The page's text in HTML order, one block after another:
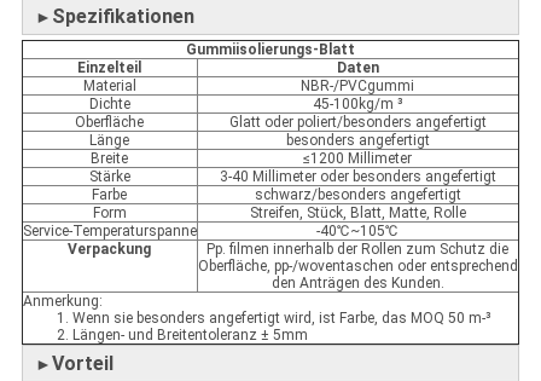
► Spezifikationen
Gummiisolierungs-Blatt
Einzelteil
Daten
Material
NBR-/PVCgummi
Dichte
45-100kg/m ³
Oberfläche
Glatt oder poliert/besonders angefertigt
Länge
besonders angefertigt
Breite
≤1200 Millimeter
Stärke
3-40 Millimeter oder besonders angefertigt
Farbe
schwarz/besonders angefertigt
Form
Streifen, Stück, Blatt, Matte, Rolle
Service-Temperaturspanne
-40℃~105℃
Verpackung
Pp. filmen innerhalb der Rollen zum Schutz die
Oberfläche, pp-/woventaschen oder entsprechend
den Anträgen des Kunden.
Anmerkung:
1. Wenn sie besonders angefertigt wird, ist Farbe, das MOQ 50 m-³
2. Längen- und Breitentoleranz ± 5mm
►Vorteil